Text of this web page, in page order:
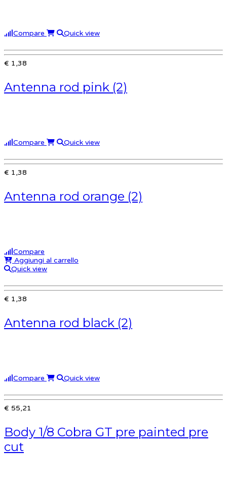
Compare Quick view
€ 1,38
Antenna rod pink (2)
Compare Quick view
€ 1,38
Antenna rod orange (2)
Compare
Aggiungi al carrello
Quick view
€ 1,38
Antenna rod black (2)
Compare Quick view
€ 55,21
Body 1/8 Cobra GT pre painted pre
cut